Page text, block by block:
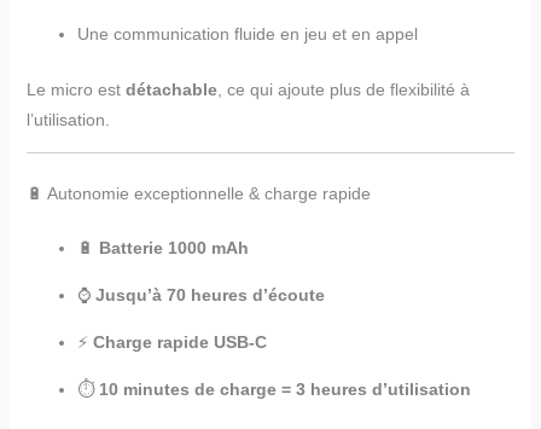
Une communication fluide en jeu et en appel
Le micro est détachable, ce qui ajoute plus de flexibilité à
l’utilisation.
🔋 Autonomie exceptionnelle & charge rapide
🔋 Batterie 1000 mAh
⌚ Jusqu’à 70 heures d’écoute
⚡ Charge rapide USB-C
⏱️ 10 minutes de charge = 3 heures d’utilisation